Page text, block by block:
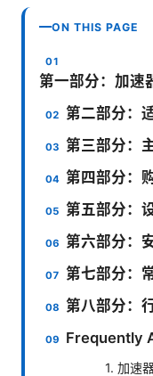
ON THIS PAGE
第一部分：加速
第二部分：
第三部分：
第四部分：
第五部分：
第六部分：
第七部分：
第八部分：
Frequently
1. 加速